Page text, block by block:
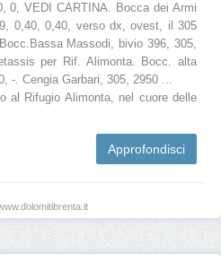
0, VEDI CARTINA. Bocca dei Armi
0,40, 0,40, verso dx, ovest, il 305
Massodi, bivio 396, 305,
per Rif. Alimonta. Bocc. alta
-. Cengia Garbari, 305, 2950 ...
al Rifugio Alimonta, nel cuore delle
Approfondisci